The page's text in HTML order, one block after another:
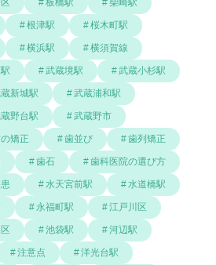
板橋駅 柴崎駅
根津駅 桜木町駅
横浜駅 横須賀線
武蔵境駅 武蔵小杉駅
新城駅 武蔵浦和駅
野台駅 武蔵野市
矯正 歯並び 歯列矯正
歯石 歯科医院の選び方
水天宮前駅 水道橋駅
永福町駅 江戸川区
池袋駅 河辺駅
注意点 洋光台駅